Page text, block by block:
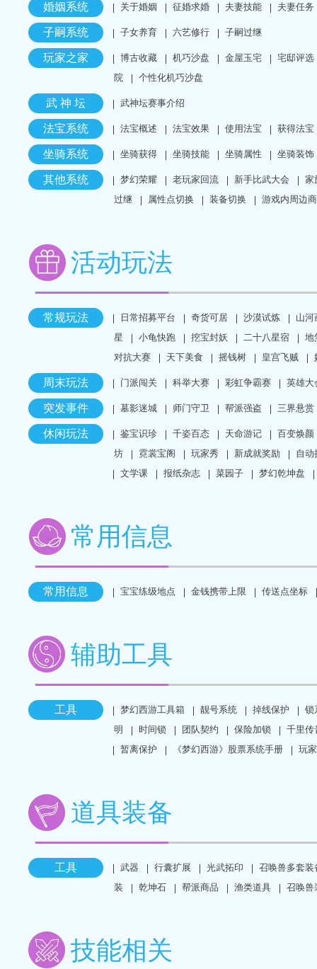
婚姻系统 关于婚姻 征婚求婚 夫妻技能 夫妻任务
子嗣系统 子女养育 六艺修行 子嗣过继
玩家之家 博古收藏 机巧沙盘 金屋玉宅
宅邸评选
院
个性化机巧沙盘
武 神 坛 武神坛赛事介绍
法宝系统 法宝概述 法宝效果 使用法宝 获得法宝
坐骑系统 坐骑获得 坐骑技能 坐骑属性 坐骑装饰
其他系统 梦幻荣耀 老玩家回流 新手比武大会
家
过继
属性点切换 装备切换 游戏内周边
活动玩法
常规玩法 日常招募平台 奇货可居 沙漠试炼
山河
星
小龟快跑 挖宝封妖 二十八星宿
地
对抗大赛
天下美食 摇钱树 皇宫飞贼
周末玩法 门派闯关 科举大赛 彩虹争霸赛 英雄大
突发事件 墓影迷城 师门守卫 帮派强盗 三界悬赏
休闲玩法 鉴宝识珍 千姿百态 天命游记
百变焕颜
坊
霓裳宝阁 玩家秀 新成就奖励
自动
文学课
报纸杂志 菜园子 梦幻乾坤盘
常用信息
常用信息 宝宝练级地点 金钱携带上限 传送点坐标
辅助工具
工具 梦幻西游工具箱 靓号系统 掉线保护
锁
明
时间锁 团队契约 保险加锁
千里传
暂离保护
《梦幻西游》股票系统手册 玩
道具装备
工具 武器 行囊扩展 光武拓印
召唤兽多套装
装
乾坤石 帮派商品 渔类道具 召唤兽
技能相关